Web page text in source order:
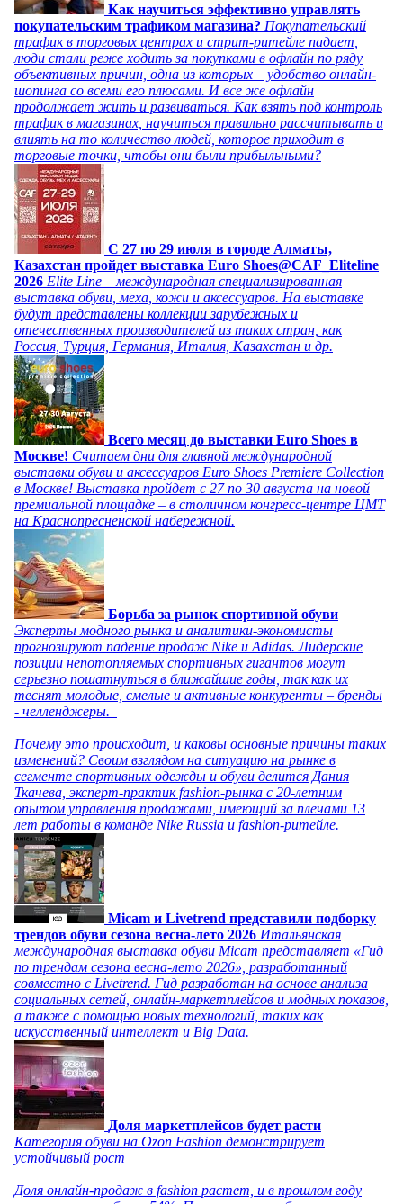
Как научиться эффективно управлять
покупательским трафиком магазина? Покупательский
трафик в торговых центрах и стрит-ритейле падает,
люди стали реже ходить за покупками в офлайн по ряду
объективных причин, одна из которых – удобство онлайн-
шопинга со всеми его плюсами. И все же офлайн
продолжает жить и развиваться. Как взять под контроль
трафик в магазинах, научиться правильно рассчитывать и
влиять на то количество людей, которое приходит в
торговые точки, чтобы они были прибыльными?
C 27 по 29 июля в городе Алматы,
Казахстан пройдет выставка Euro Shoes@CAF_Eliteline
2026 Elite Line – международная специализированная
выставка обуви, меха, кожи и аксессуаров. На выставке
будут представлены коллекции зарубежных и
отечественных производителей из таких стран, как
Россия, Турция, Германия, Италия, Казахстан и др.
Всего месяц до выставки Euro Shoes в
Москве! Считаем дни для главной международной
выставки обуви и аксессуаров Euro Shoes Premiere Collection
в Москве! Выставка пройдет с 27 по 30 августа на новой
премиальной площадке – в столичном конгресс-центре ЦМТ
на Краснопресненской набережной.
Борьба за рынок спортивной обуви
Эксперты модного рынка и аналитики-экономисты
прогнозируют падение продаж Nike и Adidas. Лидерские
позиции непотопляемых спортивных гигантов могут
серьезно пошатнуться в ближайшие годы, так как их
теснят молодые, смелые и активные конкуренты – бренды
- челленджеры.
Почему это происходит, и каковы основные причины таких
изменений? Своим взглядом на ситуацию на рынке в
сегменте спортивных одежды и обуви делится Дания
Ткачева, эксперт-практик fashion-рынка с 20-летним
опытом управления продажами, имеющий за плечами 13
лет работы в команде Nike Russia и fashion-ритейле.
Micam и Livetrend представили подборку
трендов обуви сезона весна-лето 2026 Итальянская
международная выставка обуви Micam представляет «Гид
по трендам сезона весна-лето 2026», разработанный
совместно с Livetrend. Гид разработан на основе анализа
социальных сетей, онлайн-маркетплейсов и модных показов,
а также с помощью новых технологий, таких как
искусственный интеллект и Big Data.
Доля маркетплейсов будет расти
Категория обуви на Ozon Fashion демонстрирует
устойчивый рост
Доля онлайн-продаж в fashion растет, и в прошлом году